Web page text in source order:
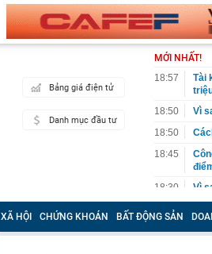
Bảng giá điện tử
Danh mục đầu tư
MỚI NHẤT!
18:57
Tài
18:50
Vì
18:50
18:45
18:30
Vì
18:22
15
18:14
Lý
XÃ HỘI CHỨNG KHOÁN BẤT ĐỘNG SẢN